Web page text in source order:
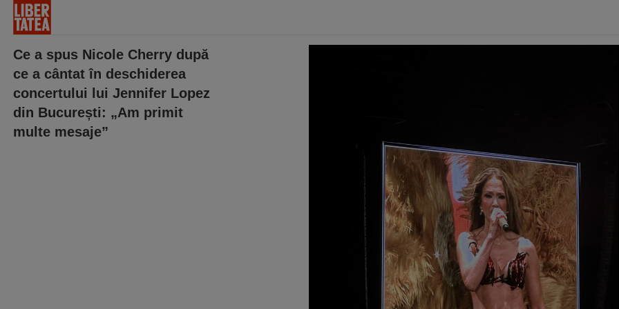
Ce a spus Nicole Cherry după
ce a cântat în deschiderea
concertului lui Jennifer Lopez
din București: „Am primit
multe mesaje”